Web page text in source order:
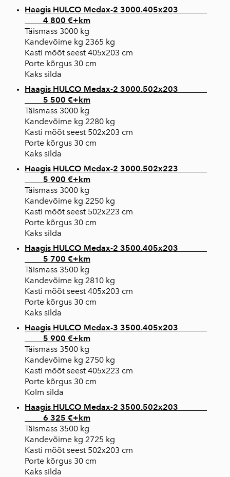
Haagis HULCO Medax-2 3000.405x203
4 800 €+km
Täismass 3000 kg
Kandevõime kg 2365 kg
Kasti mõõt seest 405x203 cm
Porte kõrgus 30 cm
Kaks silda
Haagis HULCO Medax-2 3000.502x203
5 500 €+km
Täismass 3000 kg
Kandevõime kg 2280 kg
Kasti mõõt seest 502x203 cm
Porte kõrgus 30 cm
Kaks silda
Haagis HULCO Medax-2 3000.502x223
5 900 €+km
Täismass 3000 kg
Kandevõime kg 2250 kg
Kasti mõõt seest 502x223 cm
Porte kõrgus 30 cm
Kaks silda
Haagis HULCO Medax-2 3500.405x203
5 700 €+km
Täismass 3500 kg
Kandevõime kg 2810 kg
Kasti mõõt seest 405x203 cm
Porte kõrgus 30 cm
Kaks silda
Haagis HULCO Medax-3 3500.405x203
5 900 €+km
Täismass 3500 kg
Kandevõime kg 2750 kg
Kasti mõõt seest 405x223 cm
Porte kõrgus 30 cm
Kolm silda
Haagis HULCO Medax-2 3500.502x203
6 325 €+km
Täismass 3500 kg
Kandevõime kg 2725 kg
Kasti mõõt seest 502x203 cm
Porte kõrgus 30 cm
Kaks silda